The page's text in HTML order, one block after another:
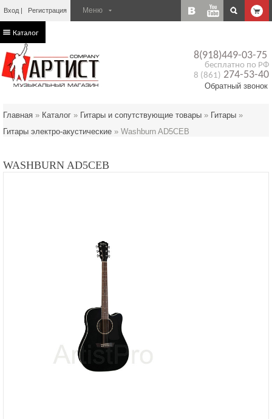
Вход Регистрация
8(918)449-03-75
бесплатно по РФ
8 (861) 274-53-40
Обратный звонок
Каталог
Главная » Каталог » Гитары и сопутствующие товары » Гитары »
Гитары электро-акустические » Washburn AD5CEB
WASHBURN AD5CEB